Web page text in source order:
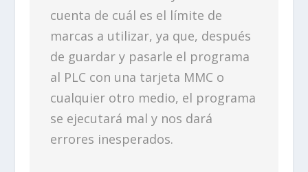
cuenta de cuál es el límite de
marcas a utilizar, ya que, después
de guardar y pasarle el programa
al PLC con una tarjeta MMC o
cualquier otro medio, el programa
se ejecutará mal y nos dará
errores inesperados.